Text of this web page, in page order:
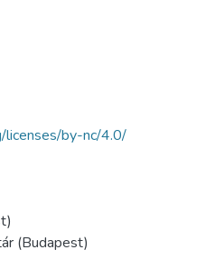
licenses/by-nc/4.0/
(Budapest)